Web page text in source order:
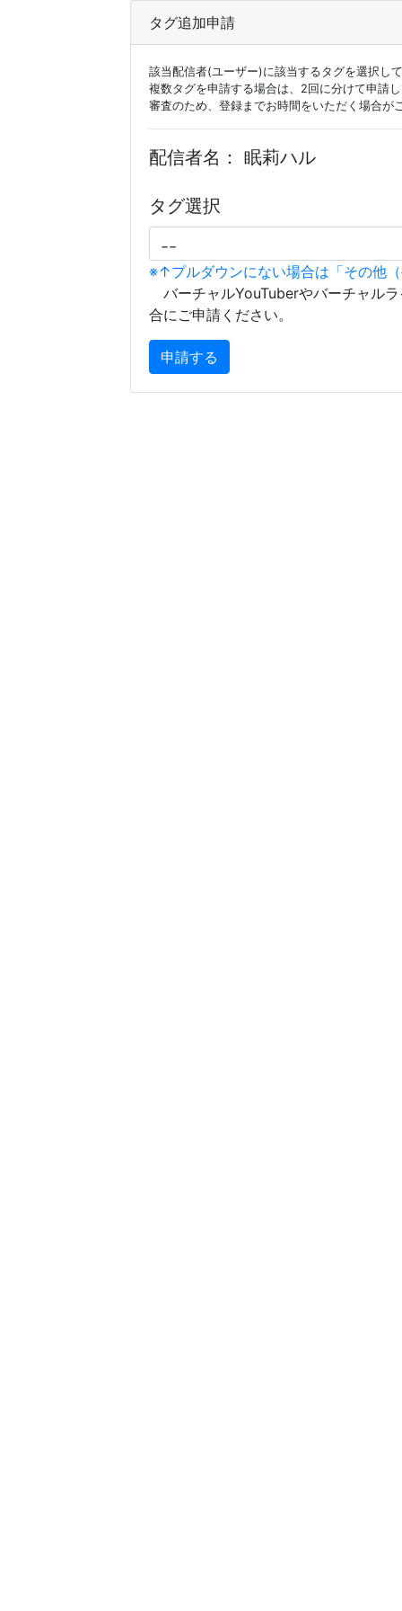
タグ追加申請
該当配信者(ユーザー)に該当するタグを選択し
複数タグを申請する場合は、2回に分けて申請
審査のため、登録までお時間をいただく場合が
配信者名： 眠莉ハル
タグ選択
※↑プルダウンにない場合は「その他
バーチャルYouTuberやバーチャル
合にご申請ください。
申請する